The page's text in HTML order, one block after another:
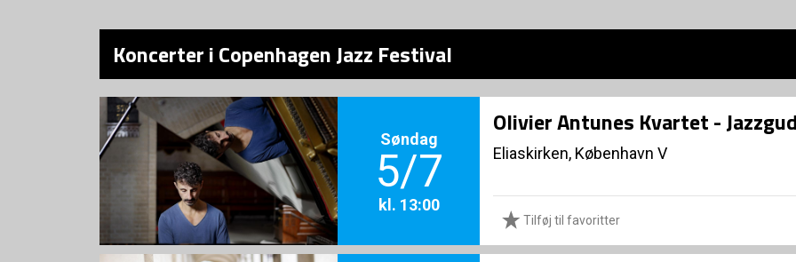
Koncerter i Copenhagen Jazz Festival
Søndag
5/7
kl. 13:00
Olivier Antunes Kvartet -
Eliaskirken, København V
Tilføj til favoritter